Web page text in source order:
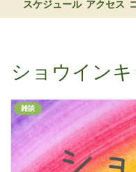
スケジュール アクセス
ショウイン
雑談